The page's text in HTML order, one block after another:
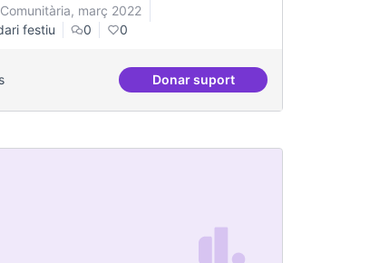
març 2022
festiu
0 0
Donar suportActivitats a l'Espai Jove